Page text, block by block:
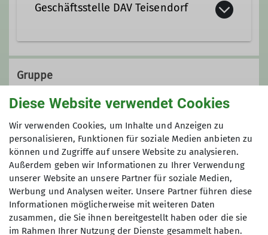
Trainer*in B Alpinklettern
Ämter
1. Vorsitzende*r
Geschäftsstelle DAV Teisendorf
Steinwenderstraße 1
Gruppe
Sektion Teisendorf
Diese Website verwendet Cookies
Wir verwenden Cookies, um Inhalte und Anzeigen zu
personalisieren, Funktionen für soziale Medien anbieten zu
können und Zugriffe auf unsere Website zu analysieren.
Außerdem geben wir Informationen zu Ihrer Verwendung
unserer Website an unsere Partner für soziale Medien,
Werbung und Analysen weiter. Unsere Partner führen diese
Informationen möglicherweise mit weiteren Daten
zusammen, die Sie ihnen bereitgestellt haben oder die sie
im Rahmen Ihrer Nutzung der Dienste gesammelt haben.